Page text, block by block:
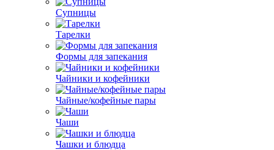
Супницы
Тарелки
Формы для запекания
Чайники и кофейники
Чайные/кофейные пары
Чаши
Чашки и блюдца